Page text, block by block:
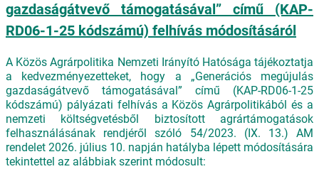
gazdaságátvevő támogatásával” című (KAP-
RD06-1-25 kódszámú) felhívás módosításáról
A Közös Agrárpolitika Nemzeti Irányító Hatósága tájékoztatja
a kedvezményezetteket, hogy a „Generációs megújulás
gazdaságátvevő támogatásával” című (KAP-RD06-1-25
kódszámú) pályázati felhívás a Közös Agrárpolitikából és a
nemzeti költségvetésből biztosított agrártámogatások
felhasználásának rendjéről szóló 54/2023. (IX. 13.) AM
rendelet 2026. július 10. napján hatályba lépett módosítására
tekintettel az alábbiak szerint módosult: